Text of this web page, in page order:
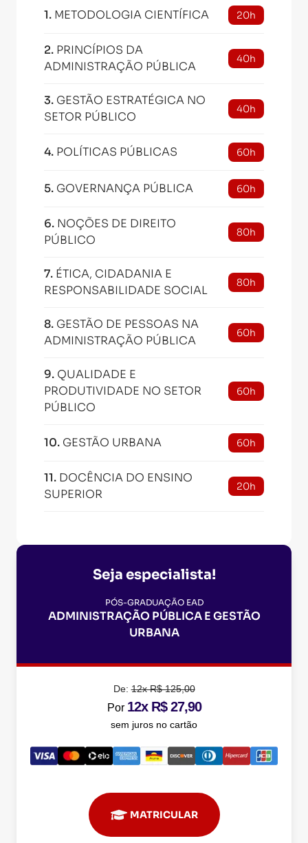
1. METODOLOGIA CIENTÍFICA 20h
2. PRINCÍPIOS DA
ADMINISTRAÇÃO PÚBLICA
40h
3. GESTÃO ESTRATÉGICA NO
SETOR PÚBLICO
40h
4. POLÍTICAS PÚBLICAS 60h
5. GOVERNANÇA PÚBLICA 60h
6. NOÇÕES DE DIREITO
PÚBLICO
80h
7. ÉTICA, CIDADANIA E
RESPONSABILIDADE SOCIAL
80h
8. GESTÃO DE PESSOAS NA
ADMINISTRAÇÃO PÚBLICA
60h
9. QUALIDADE E
PRODUTIVIDADE NO SETOR
PÚBLICO
60h
10. GESTÃO URBANA 60h
11. DOCÊNCIA DO ENSINO
SUPERIOR
20h
Seja especialista!
PÓS-GRADUAÇÃO EAD
ADMINISTRAÇÃO PÚBLICA E GESTÃO
URBANA
De:12x R$ 125,00
Por 12x R$ 27,90
sem juros no cartão
MATRICULAR